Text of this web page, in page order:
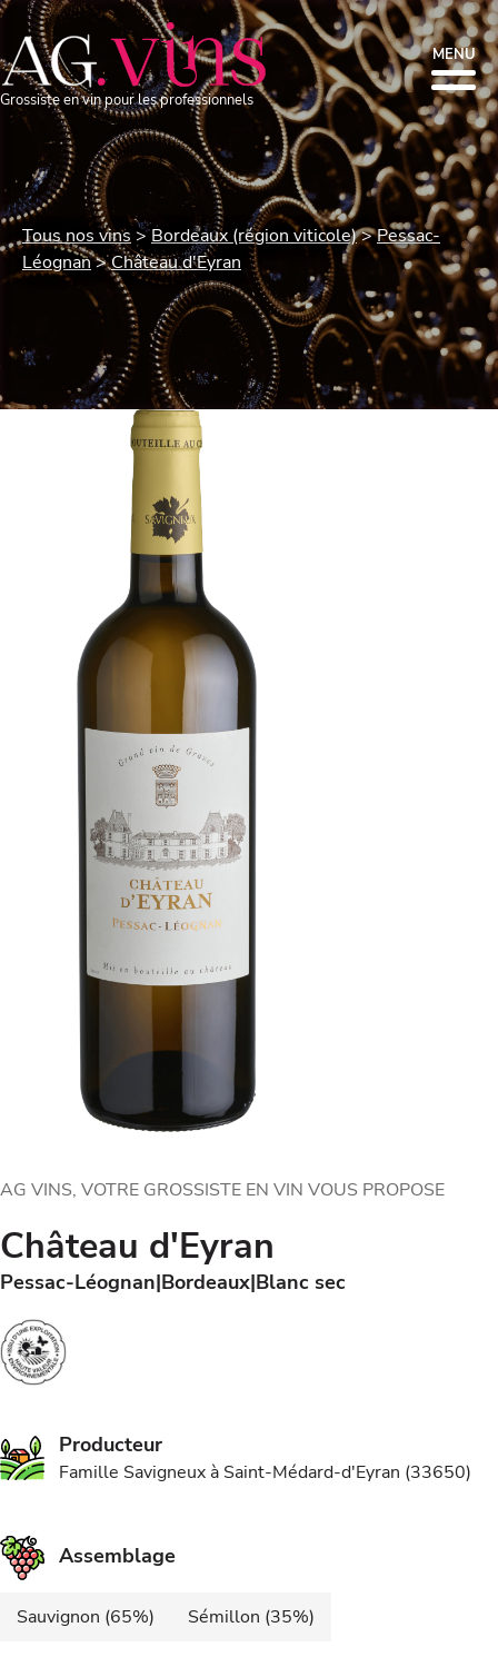
Grossiste en vin pour les professionnels
MENU
Tous nos vins Bordeaux (région viticole)
Pessac-
Léognan
Château d'Eyran
AG VINS, VOTRE GROSSISTE EN VIN VOUS PROPOSE
Château d'Eyran
Pessac-Léognan Bordeaux Blanc sec
Producteur
Famille Savigneux à Saint-Médard-d'Eyran (33650)
Assemblage
Sauvignon (65%) Sémillon (35%)